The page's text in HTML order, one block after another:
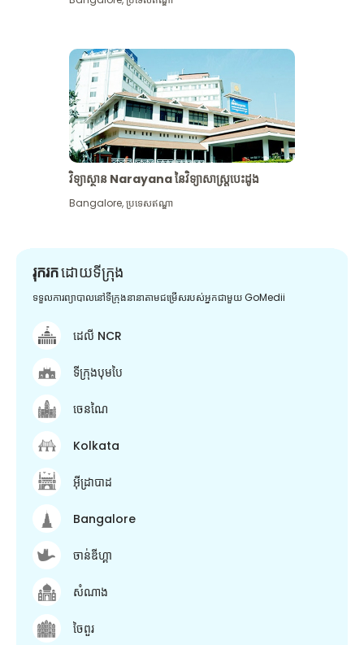
វិទ្យាស្ថាន Narayana នៃវិទ្យាសាស្រ្តបេះដូង
Bangalore,ប្រទេសឥណ្ឌា
រុករកដោយទីក្រុង
ទទួលការព្យាបាលនៅទីក្រុងនានាតាមជម្រើសរបស់អ្នកជាមួយ GoMedii
ដេលី NCR
ទីក្រុងបុមបៃ
ចេនណៃ
Kolkata
អ៊ីដ្រាបាដ
Bangalore
ចាន់ឌីហ្គា
សំណាង
ចៃពួរ